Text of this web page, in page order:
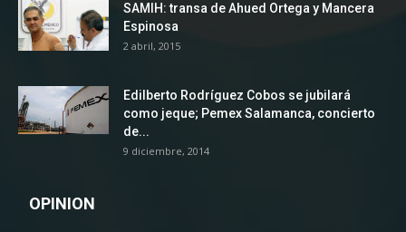
SAMIH: transa de Ahued Ortega y Mancera
Espinosa
2 abril, 2015
Edilberto Rodríguez Cobos se jubilará
como jeque; Pemex Salamanca, concierto
de...
9 diciembre, 2014
OPINION